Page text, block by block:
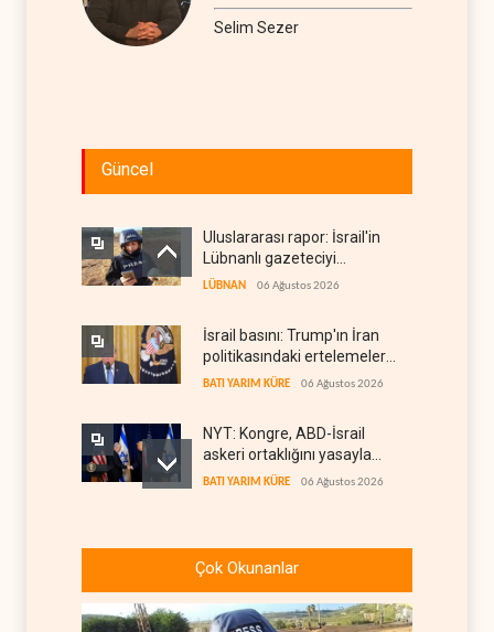
Selim Sezer
Güncel
Uluslararası rapor: İsrail'in
Lübnanlı gazeteciyi
öldürmesi savaş suçu
LÜBNAN 06 Ağustos 2026
İsrail basını: Trump'ın İran
politikasındaki ertelemeler
ABD seçimlerini riske atıyor
BATI YARIM KÜRE 06 Ağustos 2026
NYT: Kongre, ABD-İsrail
askeri ortaklığını yasayla
kalıcılaştırıyor
BATI YARIM KÜRE 06 Ağustos 2026
kurallarını değiştiriyor
Çok Okunanlar